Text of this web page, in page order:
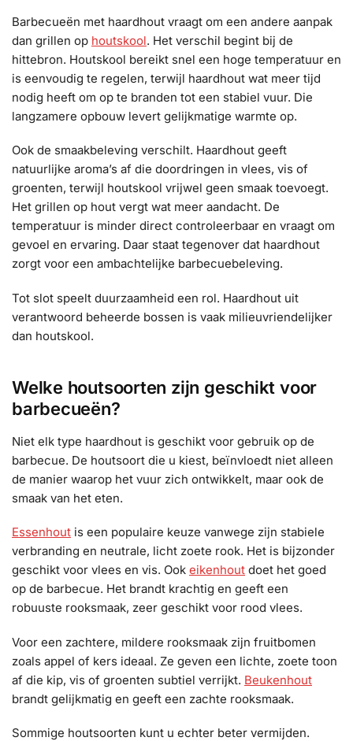
Barbecueën met haardhout vraagt om een andere aanpak
dan grillen op houtskool. Het verschil begint bij de
hittebron. Houtskool bereikt snel een hoge temperatuur en
is eenvoudig te regelen, terwijl haardhout wat meer tijd
nodig heeft om op te branden tot een stabiel vuur. Die
langzamere opbouw levert gelijkmatige warmte op.
Ook de smaakbeleving verschilt. Haardhout geeft
natuurlijke aroma’s af die doordringen in vlees, vis of
groenten, terwijl houtskool vrijwel geen smaak toevoegt.
Het grillen op hout vergt wat meer aandacht. De
temperatuur is minder direct controleerbaar en vraagt om
gevoel en ervaring. Daar staat tegenover dat haardhout
zorgt voor een ambachtelijke barbecuebeleving.
Tot slot speelt duurzaamheid een rol. Haardhout uit
verantwoord beheerde bossen is vaak milieuvriendelijker
dan houtskool.
Welke houtsoorten zijn geschikt voor
barbecueën?
Niet elk type haardhout is geschikt voor gebruik op de
barbecue. De houtsoort die u kiest, beïnvloedt niet alleen
de manier waarop het vuur zich ontwikkelt, maar ook de
smaak van het eten.
Essenhout is een populaire keuze vanwege zijn stabiele
verbranding en neutrale, licht zoete rook. Het is bijzonder
geschikt voor vlees en vis. Ook eikenhout doet het goed
op de barbecue. Het brandt krachtig en geeft een
robuuste rooksmaak, zeer geschikt voor rood vlees.
Voor een zachtere, mildere rooksmaak zijn fruitbomen
zoals appel of kers ideaal. Ze geven een lichte, zoete toon
af die kip, vis of groenten subtiel verrijkt. Beukenhout
brandt gelijkmatig en geeft een zachte rooksmaak.
Sommige houtsoorten kunt u echter beter vermijden.